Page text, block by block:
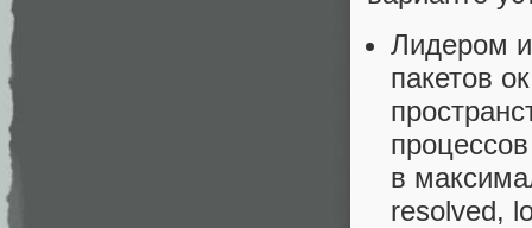
Лидером
пакетов
в
resolved,